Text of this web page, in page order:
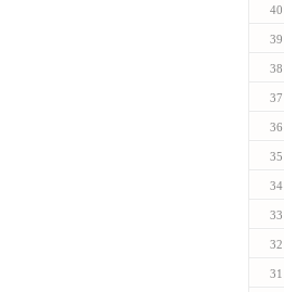
40
39
38
37
36
35
34
33
32
31